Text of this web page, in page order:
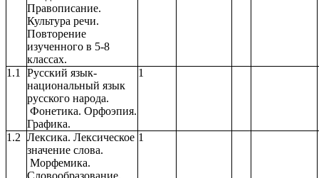
Правописание.
Культура речи.
Повторение
изученного в 5-8
классах.
1.1
Русский язык-
национальный язык
русского народа.
Фонетика. Орфоэпия.
Графика.
1
1.2 Лексика. Лексическое
значение слова.
Морфемика.
Словообразование.
1